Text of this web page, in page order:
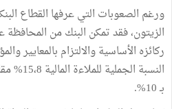
ورغم الصعوبات التي عرفها القطاع
الزيتون، فقد تمكن البنك من المحافظة
ركائزه الأساسية والالتزام بالمعايير
النسبة
بـ 10%.